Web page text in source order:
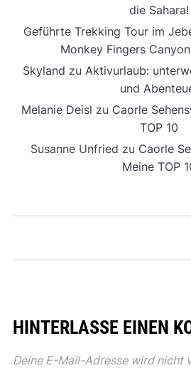
die Sahara!
Geführte Trekking Tour im
Monkey Fingers
Skyland zu Aktivurlaub:
und
Melanie Deisl zu Caorle
TOP 10
Susanne Unfried zu Caorle
Meine TOP
HINTERLASSE EINEN
Deine E-Mail-Adresse wird nicht